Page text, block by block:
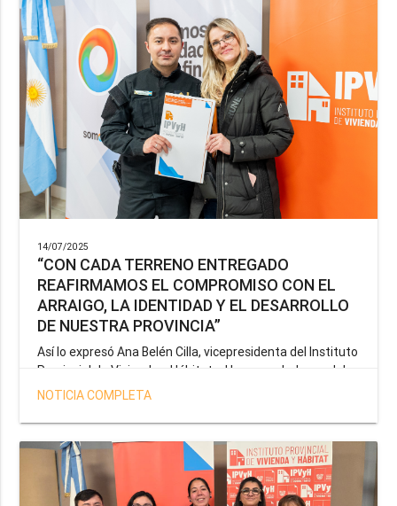
14/07/2025
“CON CADA TERRENO ENTREGADO
REAFIRMAMOS EL COMPROMISO CON EL
ARRAIGO, LA IDENTIDAD Y EL DESARROLLO
DE NUESTRA PROVINCIA”
Así lo expresó Ana Belén Cilla, vicepresidenta del Instituto
Provincial de Vivienda y Hábitat, al hacer un balance del
trabajo del organismo en el marco de la operatoria
salud y seguridad impulsada por el gobernador Gustavo
Melella.
NOTICIA COMPLETA